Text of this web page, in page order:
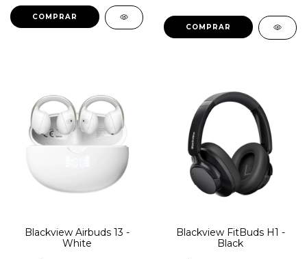
Blackview Airbuds 13 -
White
Blackview FitBuds H1 -
Black